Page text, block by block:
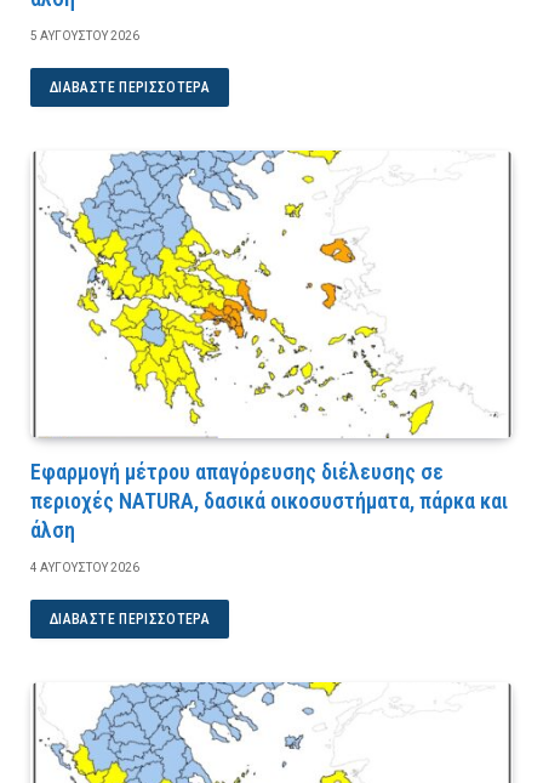
5 ΑΥΓΟΎΣΤΟΥ 2026
ΔΙΑΒΆΣΤΕ ΠΕΡΙΣΣΌΤΕΡΑ
Εφαρμογή μέτρου απαγόρευσης διέλευσης σε
περιοχές NATURA, δασικά οικοσυστήματα, πάρκα και
άλση
4 ΑΥΓΟΎΣΤΟΥ 2026
ΔΙΑΒΆΣΤΕ ΠΕΡΙΣΣΌΤΕΡΑ